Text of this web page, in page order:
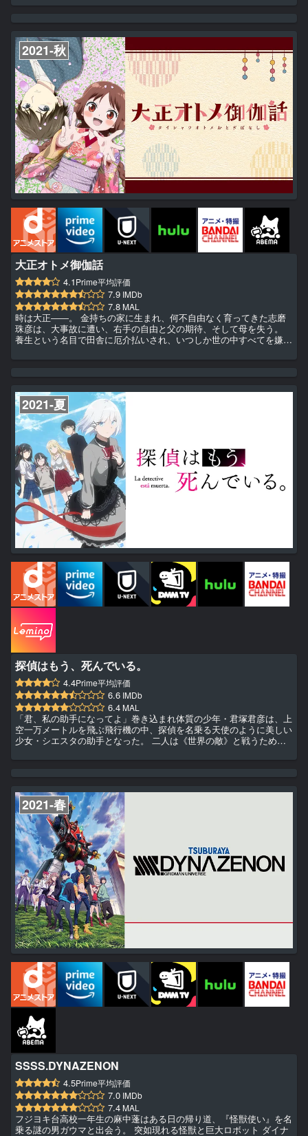
始める。 Ｄ２は人の奏でる旋律に惹かれ、やがて『音楽』そのもの
劇、楽曲の楽譜（スコア）を身に宿し、Ｄ２を撃ち破る力とした...
2021-秋
大正オトメ御伽話
4.1Prime平均評価
7.9 IMDb
7.8 MAL
時は大正――。 金持ちの家に生まれ、何不自由なく育ってきた志磨
珠彦は、大事故に遭い、右手の自由と父の期待、そして母を失う。
養生という名目で田舎に厄介払いされ、いつしか世の中すべてを嫌う
ばれる少女がやってくる。 珠彦の世話をするために父があてがっ
当の夫婦になれるのか。 大正ノスタルジック・ラブストーリー、開
演！
2021-夏
探偵はもう、死んでいる。
4.4Prime平均評価
6.6 IMDb
6.4 MAL
「君、私の助手になってよ」巻き込まれ体質の少年・君塚君彦は、上
空一万メートルを飛ぶ飛行機の中、探偵を名乗る天使のように美しい
少女・シエスタの助手となった。 二人は《世界の敵》と戦うため、
げ――やがて死に別れた。 激動の日々から一年。 高校三年生になっ
んたが名探偵？」同級生の少女、夏凪渚との出会いをきっかけに、
過...
2021-春
SSSS.DYNAZENON
4.5Prime平均評価
7.0 IMDb
7.4 MAL
フジヨキ台高校一年生の麻中蓬はある日の帰り道、『怪獣使い』を名
乗る謎の男ガウマと出会う。 突如現れる怪獣と巨大ロボット ダイナ